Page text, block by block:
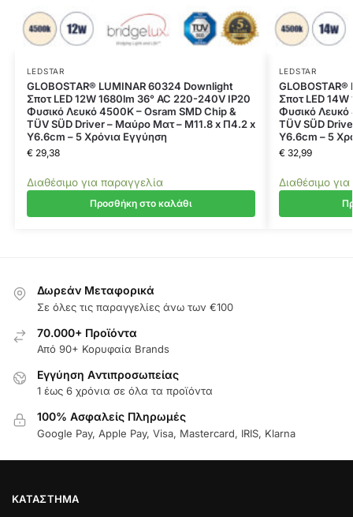
LEDSTAR
GLOBOSTAR® LUMINAR 60324 Downlight
Σποτ LED 12W 1680lm 36° AC 220-240V IP20
Φυσικό Λευκό 4500K – Osram SMD Chip &
TÜV SÜD Driver – Μαύρο Ματ – Μ11.8 x Π4.2 x
Υ6.6cm – 5 Χρόνια Εγγύηση
€29,38
Διαθέσιμο για παραγγελία
Προσθήκη στο καλάθι
LEDSTAR
Σποτ LED
Φυσικό Λευκό
TÜV SÜD
Υ6.6cm – 5
€32,99
Διαθέσιμο
Δωρεάν Μεταφορικά
Σε όλες τις παραγγελίες άνω των €100
70.000+ Προϊόντα
Από 90+ Κορυφαία Brands
Εγγύηση Aντιπροσωπείας
1 έως 6 χρόνια σε όλα τα προϊόντα
100% Ασφαλείς Πληρωμές
Google Pay, Apple Pay, Visa, Mastercard, IRIS, Klarna
ΚΑΤΆΣΤΗΜΑ